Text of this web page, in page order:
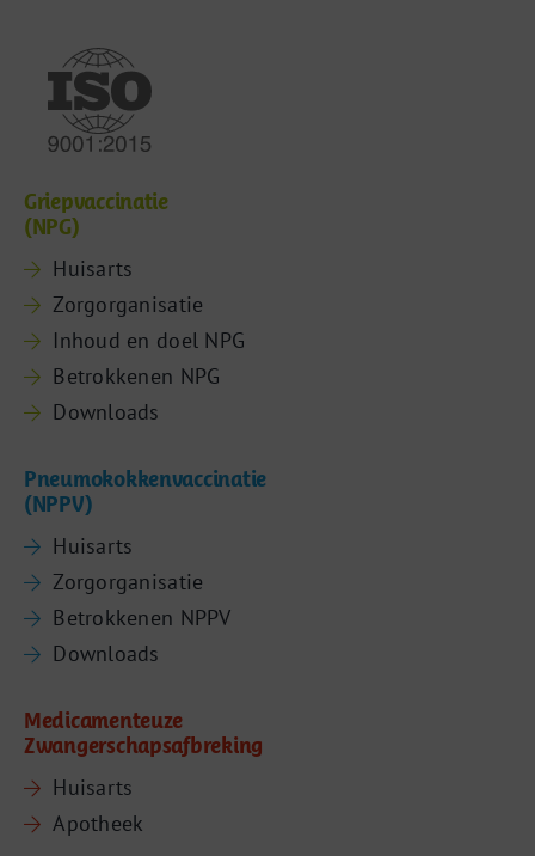
Griepvaccinatie
(NPG)
Huisarts
Zorgorganisatie
Inhoud en doel NPG
Betrokkenen NPG
Downloads
Pneumokokkenvaccinatie
(NPPV)
Huisarts
Zorgorganisatie
Betrokkenen NPPV
Downloads
Medicamenteuze
Zwangerschapsafbreking
Huisarts
Apotheek